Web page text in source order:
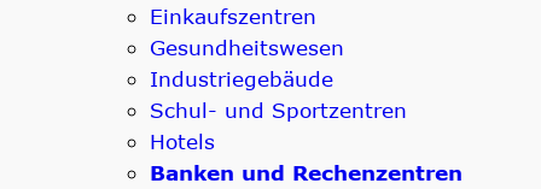
Einkaufszentren
Gesundheitswesen
Industriegebäude
Schul- und Sportzentren
Hotels
Banken und Rechenzentren